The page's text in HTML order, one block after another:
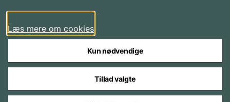
LinkedIn
Styrelser og myndigheder under Forsvarsministeriet
Læs mere om cookies
Kun nødvendige
Tillad valgte